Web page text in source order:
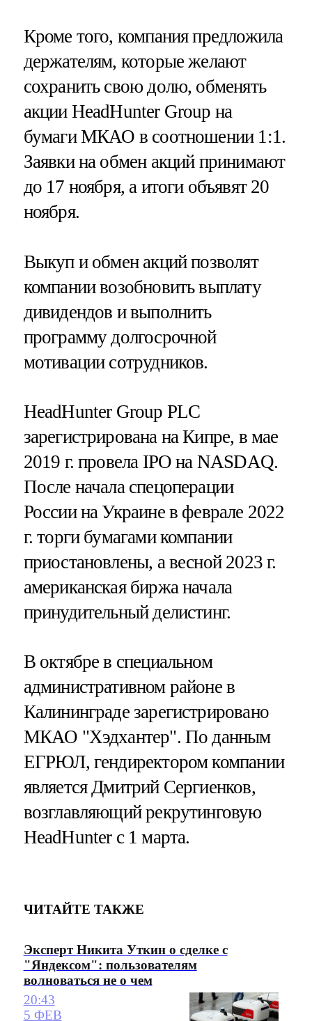
Кроме того, компания предложила
держателям, которые желают
сохранить свою долю, обменять
акции HeadHunter Group на
бумаги МКАО в соотношении 1:1.
Заявки на обмен акций принимают
до 17 ноября, а итоги объявят 20
ноября.
Выкуп и обмен акций позволят
компании возобновить выплату
дивидендов и выполнить
программу долгосрочной
мотивации сотрудников.
HeadHunter Group PLC
зарегистрирована на Кипре, в мае
2019 г. провела IPO на NASDAQ.
После начала спецоперации
России на Украине в феврале 2022
г. торги бумагами компании
приостановлены, а весной 2023 г.
американская биржа начала
принудительный делистинг.
В октябре в специальном
административном районе в
Калининграде зарегистрировано
МКАО "Хэдхантер". По данным
ЕГРЮЛ, гендиректором компании
является Дмитрий Сергиенков,
возглавляющий рекрутинговую
HeadHunter с 1 марта.
ЧИТАЙТЕ ТАКЖЕ
Эксперт Никита Уткин о сделке с
"Яндексом": пользователям
волноваться не о чем
20:43
5 ФЕВ